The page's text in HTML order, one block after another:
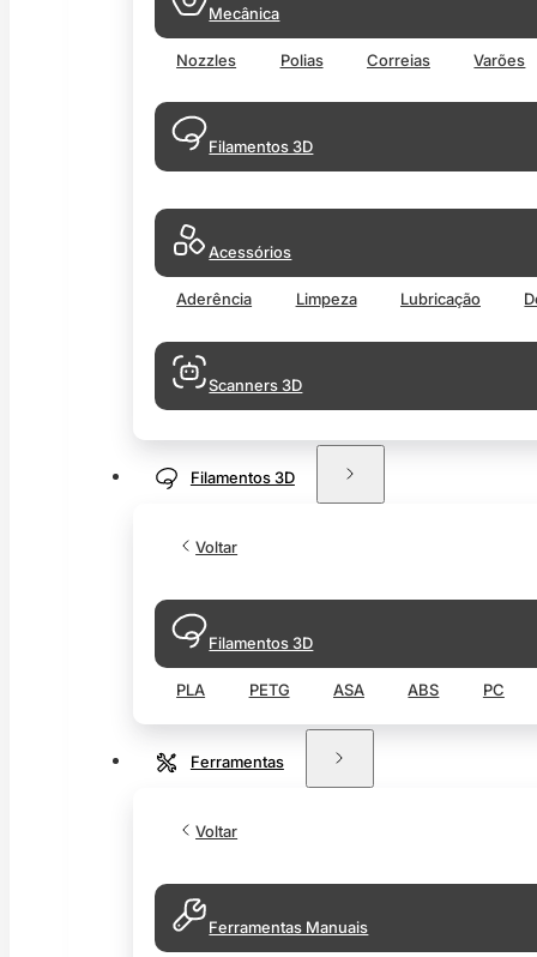
Mecânica
Nozzles Polias Correias Varões
Filamentos 3D
Acessórios
Aderência Limpeza Lubricação
Scanners 3D
Filamentos 3D
Voltar
Filamentos 3D
PLA PETG ASA ABS PC
Ferramentas
Voltar
Ferramentas Manuais